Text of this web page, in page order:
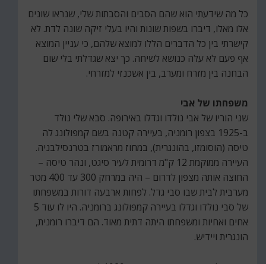
כל מה שידעתי הוא שהם הסבים והסבתות שלי, שנראו שונים
אלו מאלו, דיברו בשפות שונות והיו בעלי זיקה שונה לדת. לא
קישרתי בין כל הדברים הללו למוצא שלהם, כי עניין המוצא
אף פעם לא עלה כנושא לשיחה. כך יצא שגדלתי בלי שום
הבחנה בין מזרח ומערב, בין אשכנזי למזרחי.
משפחתו של אבי
שני הוריו של אבי נולדו וגדלו באירופה. סבא שלי נולד
ב-1925 בצפון רומניה, בעיירה קטנה בשם קמפולונג לה
טיסה (הוסומזו, בהונגרית), במחוז מראמורז בטרנסילבניה.
העיירה ממוקמת 12 ק"מ דרומית לעיר סיגט, ונהר טיסה –
החוצה אותה מצפון לדרום – היה במרחק 300 עד 400 מטר
מערבית לבית שבו סבי גדל. לפחות ארבעה דורות במשפחתו
של סבי נולדו וגדלו בעיירה קמפולונג ברומניה. היו לו עוד 5
אחים ואחיות ומשפחתו היתה דתית מאוד. הם דיברו רומנית,
הונגרית ויידיש.